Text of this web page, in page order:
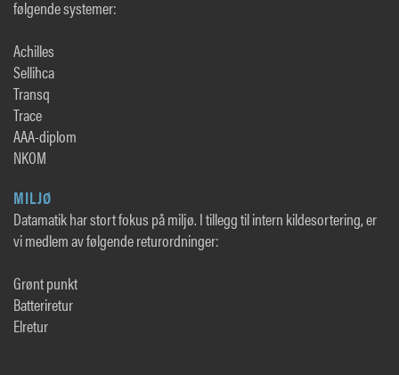
følgende systemer:
Achilles
Sellihca
Transq
Trace
AAA-diplom
NKOM
MILJØ
Datamatik har stort fokus på miljø. I tillegg til intern kildesortering, er
vi medlem av følgende returordninger:
Grønt punkt
Batteriretur
Elretur